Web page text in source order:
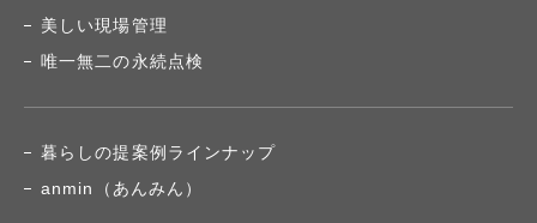
美しい現場管理
唯一無二の永続点検
暮らしの提案例ラインナップ
anmin（あんみん）